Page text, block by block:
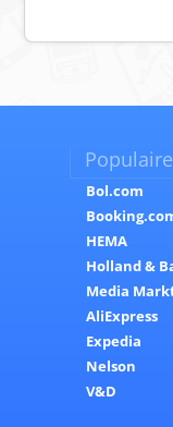
Bol.com
HEMA
Holland &
Media
AliExpress
Expedia
Nelson
V&D